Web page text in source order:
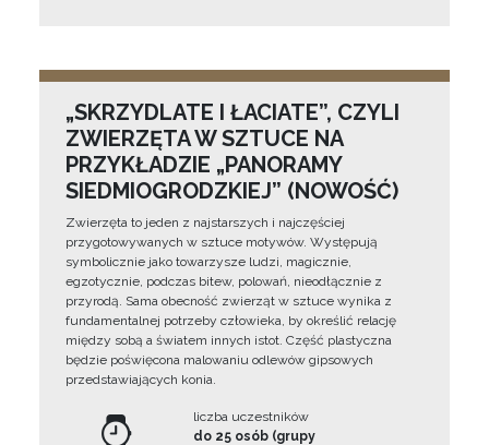
„SKRZYDLATE I ŁACIATE”, CZYLI
ZWIERZĘTA W SZTUCE NA
PRZYKŁADZIE „PANORAMY
SIEDMIOGRODZKIEJ” (NOWOŚĆ)
Zwierzęta to jeden z najstarszych i najczęściej
przygotowywanych w sztuce motywów. Występują
symbolicznie jako towarzysze ludzi, magicznie,
egzotycznie, podczas bitew, polowań, nieodłącznie z
przyrodą. Sama obecność zwierząt w sztuce wynika z
fundamentalnej potrzeby człowieka, by określić relację
między sobą a światem innych istot. Część plastyczna
będzie poświęcona malowaniu odlewów gipsowych
przedstawiających konia.
liczba uczestników
do 25 osób (grupy